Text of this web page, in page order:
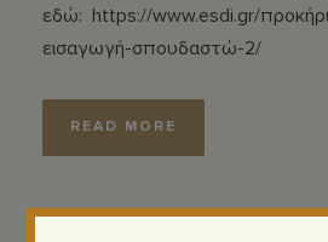
εδώ: https://www.esdi.gr/
εισαγωγή-σπουδαστώ-2/
READ MORE